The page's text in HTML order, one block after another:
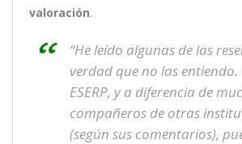
valoración.
“He leído algunas de las
verdad que no las entiendo.
ESERP, y a diferencia de
compañeros de otras
(según sus comentarios),